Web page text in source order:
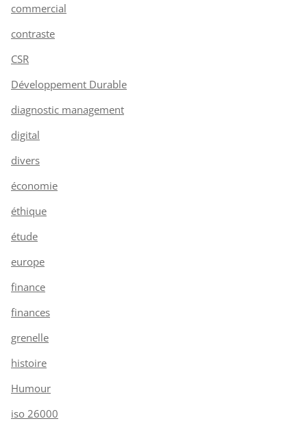
commercial
contraste
CSR
Développement Durable
diagnostic management
digital
divers
économie
éthique
étude
europe
finance
finances
grenelle
histoire
Humour
iso 26000